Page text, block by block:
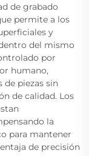
de grabado
permite a los
y
del mismo
por
humano,
de piezas sin
de calidad. Los
la
para mantener
de precisión